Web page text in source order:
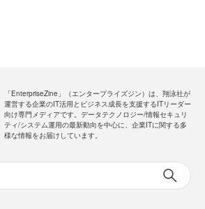
「EnterpriseZine」（エンタープライズジン）は、翔泳社が
運営する企業のIT活用とビジネス成長を支援するITリーダー
向け専門メディアです。データテクノロジー/情報セキュリ
ティ/システム運用の最新動向を中心に、企業ITに関する多
様な情報をお届けしています。